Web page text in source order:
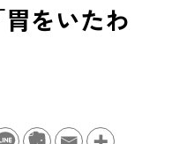
をいたわ